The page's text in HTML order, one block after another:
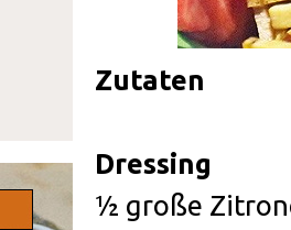
Zutaten
Dressing
½ große